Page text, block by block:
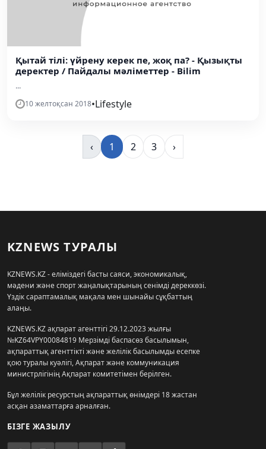
Қытай тілі: үйрену керек пе, жоқ па? - Қызықты
деректер / Пайдалы мәліметтер - Bilim
...
10 желтоқсан 2018•Lifestyle
‹ 1 2 3 ›
KZNEWS ТУРАЛЫ
KZNEWS.KZ - еліміздегі басты саяси, экономикалық,
мәдени және спорт жаңалықтарының сенімді дереккөзі.
Үздік сараптамалық мақала мен шынайы сұқбаттың
алаңы.
KZNEWS.KZ ақпарат агенттігі 29.12.2023 жылғы
№KZ64VPY00084819 Мерзімді баспасөз басылымын,
ақпараттық агенттікті және желілік басылымды есепке
қою туралы куәлігі, Ақпарат және коммуникация
министрлігінің Ақпарат комитетімен берілген.
Бұл желілік ресурстың ақпараттық өнімдері 18 жастан
асқан азаматтарға арналған.
БІЗГЕ ЖАЗЫЛУ